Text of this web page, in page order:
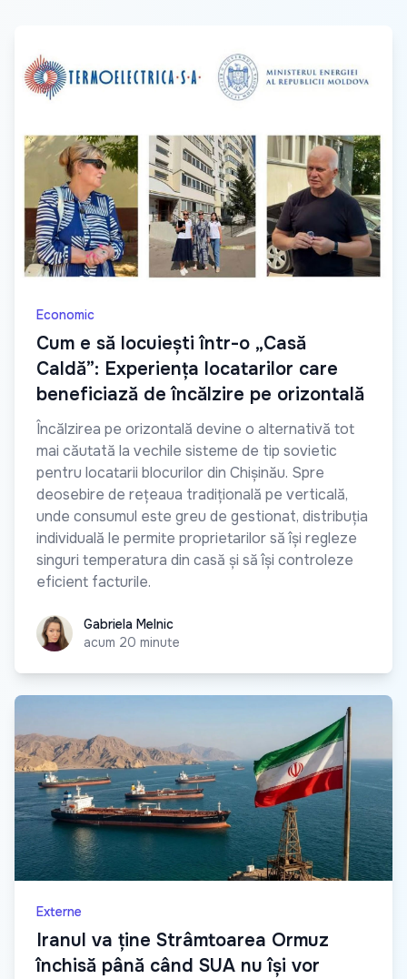
Economic
Cum e să locuiești într-o „Casă
Caldă”: Experiența locatarilor care
beneficiază de încălzire pe orizontală
Încălzirea pe orizontală devine o alternativă tot
mai căutată la vechile sisteme de tip sovietic
pentru locatarii blocurilor din Chișinău. Spre
deosebire de rețeaua tradițională pe verticală,
unde consumul este greu de gestionat, distribuția
individuală le permite proprietarilor să își regleze
singuri temperatura din casă și să își controleze
eficient facturile.
Gabriela Melnic
Gabriela Melnic
acum 20 minute
Externe
Iranul va ține Strâmtoarea Ormuz
închisă până când SUA nu își vor